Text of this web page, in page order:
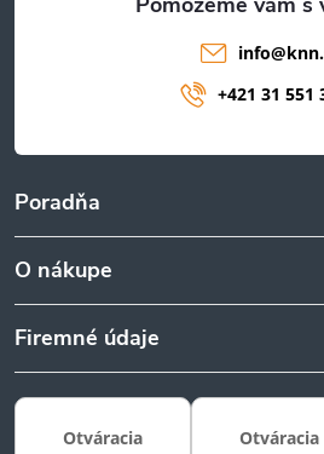
Poradňa
O nákupe
Firemné údaje
info@
+421 31 551
Otváracia
Otváracia